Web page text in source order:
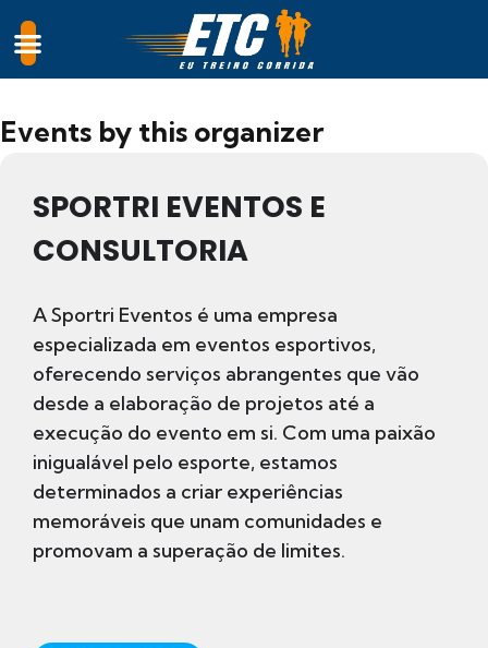
Events by this organizer
SPORTRI EVENTOS E
CONSULTORIA
A Sportri Eventos é uma empresa
especializada em eventos esportivos,
oferecendo serviços abrangentes que vão
desde a elaboração de projetos até a
execução do evento em si. Com uma paixão
inigualável pelo esporte, estamos
determinados a criar experiências
memoráveis que unam comunidades e
promovam a superação de limites.